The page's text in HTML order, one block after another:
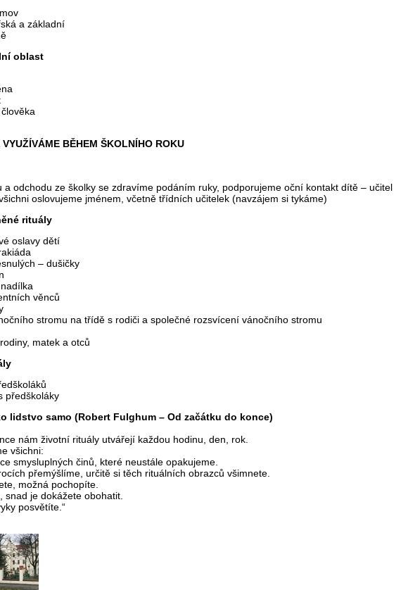
a základní
oblast
VYUŽÍVÁME BĚHEM ŠKOLNÍHO ROKU
a odchodu ze školky se zdravíme podáním ruky, podporujeme oční kontakt dítě – učitel
oslovujeme jménem, včetně třídních učitelek (navzájem si tykáme)
rituály
oslavy dětí
– dušičky
věnců
stromu na třídě s rodiči a společné rozsvícení vánočního stromu
matek a otců
předškoláky
lidstvo samo (Robert Fulghum – Od začátku do konce)
nám životní rituály utvářejí každou hodinu, den, rok.
všichni:
smysluplných činů, které neustále opakujeme.
přemýšlíme, určitě si těch rituálních obrazců všimnete.
možná pochopíte.
snad je dokážete obohatit.
posvětíte.“